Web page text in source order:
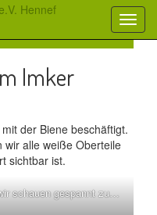
Imker
der Biene beschäftigt.
wir alle weiße Oberteile
sichtbar ist.
schauen gespannt zu…